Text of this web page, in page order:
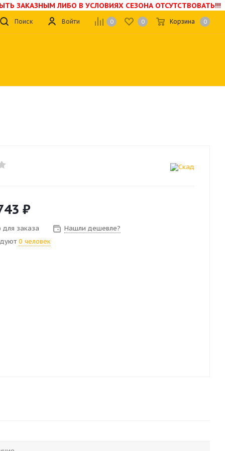
ЗАКАЗНЫМ ЛИБО В УСЛОВИЯХ СЕЗОНА ОТСУТСТВОВАТЬ!!!
0 0 Корзина 0
Войти
Поиск
₽
для заказа
Нашли дешевле?
0 человек